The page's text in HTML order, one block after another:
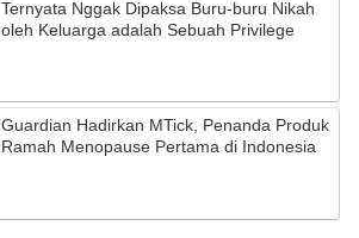
Ternyata Nggak Dipaksa Buru-buru Nikah
oleh Keluarga adalah Sebuah Privilege
Guardian Hadirkan MTick, Penanda Produk
Ramah Menopause Pertama di Indonesia